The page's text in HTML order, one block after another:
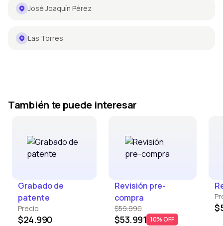
José Joaquín Pérez
Las Torres
También te puede interesar
Grabado de
patente
Precio
$24.990
Revisión pre-
compra
$59.990
$53.991 10% OFF